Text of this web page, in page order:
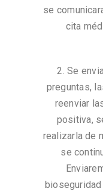
se
cita
2. Se
preguntas,
reenviar
positiva,
realizarla de
se